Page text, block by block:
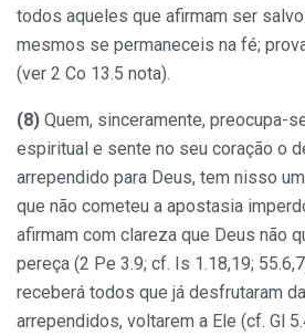
todos aqueles que afirmam ser
mesmos se permaneceis na fé;
(ver 2 Co 13.5 nota).
(8) Quem, sinceramente, preocupa-
espiritual e sente no seu coração o
arrependido para Deus, tem nisso
que não cometeu a apostasia
afirmam com clareza que Deus não
pereça (2 Pe 3.9; cf. Is 1.18,19;
receberá todos que já desfrutaram
arrependidos, voltarem a Ele (cf. Gl